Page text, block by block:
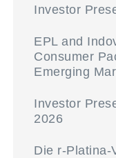
Investor
EPL and
Consumer
Emerging
Investor
2026
Die r-Platina-